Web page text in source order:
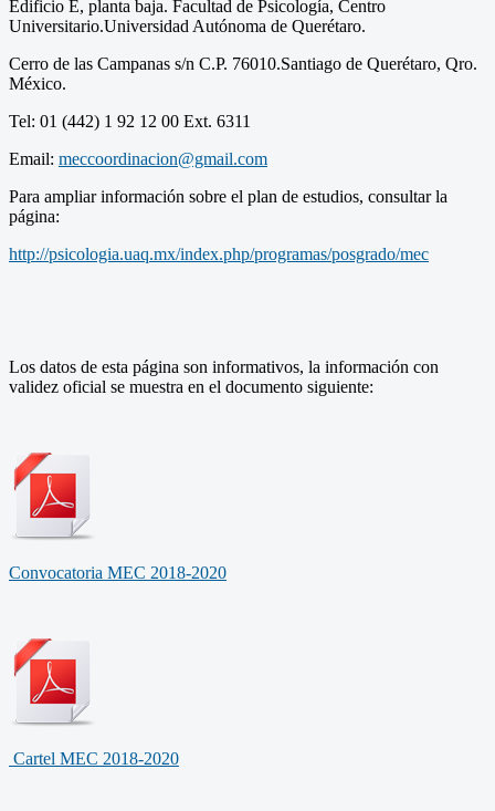
Edificio E, planta baja. Facultad de Psicología, Centro
Universitario.Universidad Autónoma de Querétaro.
Cerro de las Campanas s/n C.P. 76010.Santiago de Querétaro, Qro.
México.
Tel: 01 (442) 1 92 12 00 Ext. 6311
Email: meccoordinacion@gmail.com
Para ampliar información sobre el plan de estudios, consultar la
página:
http://psicologia.uaq.mx/index.php/programas/posgrado/mec
Los datos de esta página son informativos, la información con
validez oficial se muestra en el documento siguiente:
Convocatoria MEC 2018-2020
Cartel MEC 2018-2020